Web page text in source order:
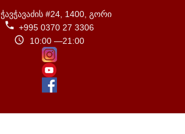
ჭავჭავაძის #24, 1400, გორი
+995 0370 27 3306
10:00 —21:00